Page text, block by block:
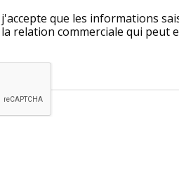
que les informations
relation commerciale qui peut